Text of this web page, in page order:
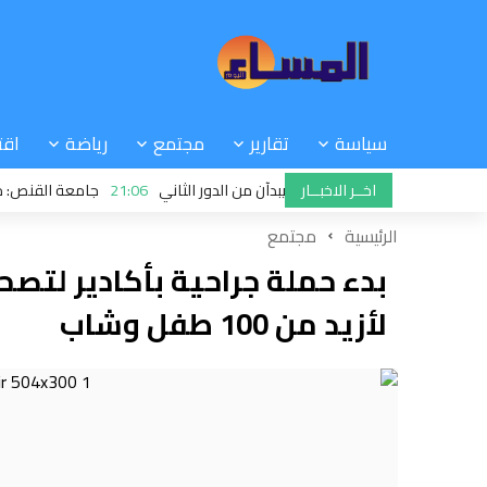
سياسة تقارير مجتمع رياضة
اخــر الاخبــار
الرجاء والجيش الملكي يبدآن من الدور الثاني 21:06 جامعة القنص: ملفات
الرئيسية مجتمع
بدء حملة جراحية بأكادير
لأزيد من 100 طفل وشاب